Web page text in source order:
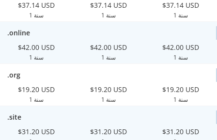
$37.14 USD
1 سنة
$37.14 USD
1 سنة
$37.14 USD
1 سنة
.online
$42.00 USD
1 سنة
$42.00 USD
1 سنة
$42.00 USD
1 سنة
.org
$19.20 USD
1 سنة
$19.20 USD
1 سنة
$19.20 USD
1 سنة
.site
$31.20 USD
$31.20 USD $31.20 USD